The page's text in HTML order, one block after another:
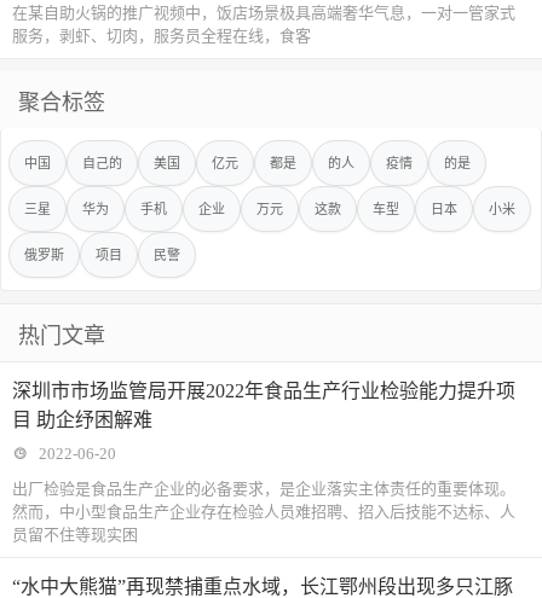
在某自助火锅的推广视频中，饭店场景极具高端奢华气息，一对一管家式
服务，剥虾、切肉，服务员全程在线，食客
聚合标签
中国 自己的 美国 亿元 都是 的人 疫情 的是
三星 华为 手机 企业 万元 这款 车型 日本 小米
俄罗斯 项目 民警
热门文章
深圳市市场监管局开展2022年食品生产行业检验能力提升项
目 助企纾困解难
2022-06-20
出厂检验是食品生产企业的必备要求，是企业落实主体责任的重要体现。
然而，中小型食品生产企业存在检验人员难招聘、招入后技能不达标、人
员留不住等现实困
“水中大熊猫”再现禁捕重点水域，长江鄂州段出现多只江豚